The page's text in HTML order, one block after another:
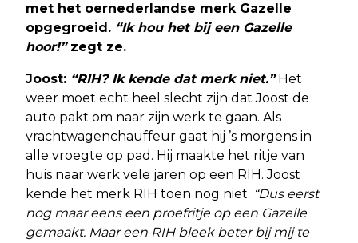
met het oernederlandse merk Gazelle
opgegroeid. “Ik hou het bij een Gazelle
hoor!”zegt ze.
Joost: “RIH? Ik kende dat merk niet.”Het
weer moet echt heel slecht zijn dat Joost de
auto pakt om naar zijn werk te gaan. Als
vrachtwagenchauffeur gaat hij ’s morgens in
alle vroegte op pad. Hij maakte het ritje van
huis naar werk vele jaren op een RIH. Joost
kende het merk RIH toen nog niet. “Dus eerst
nog maar eens een proefritje op een Gazelle
gemaakt. Maar een RIH bleek beter bij mij te